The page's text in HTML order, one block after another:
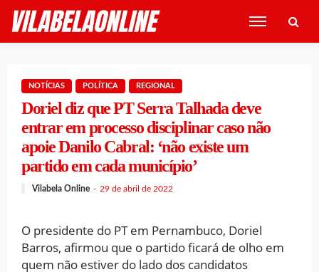
NOTÍCIAS POLÍTICA REGIONAL
Doriel diz que PT Serra Talhada deve
entrar em processo disciplinar caso não
apoie Danilo Cabral: ‘não existe um
partido em cada município’
Vilabela Online 29 de abril de 2022
O presidente do PT em Pernambuco, Doriel
Barros, afirmou que o partido ficará de olho em
quem não estiver do lado dos candidatos